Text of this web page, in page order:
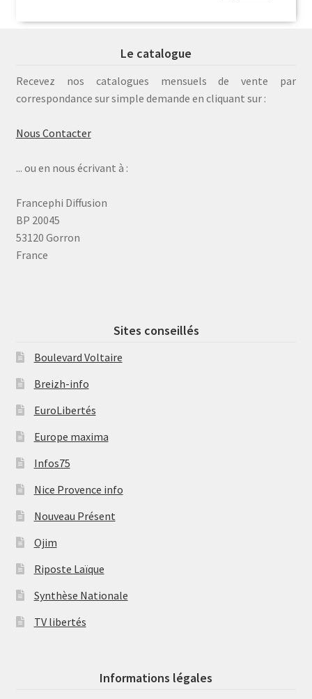
Le catalogue
Recevez nos catalogues mensuels de vente par
correspondance sur simple demande en cliquant sur :
Nous Contacter
... ou en nous écrivant à :
Francephi Diffusion
BP 20045
53120 Gorron
France
Sites conseillés
Boulevard Voltaire
Breizh-info
EuroLibertés
Europe maxima
Infos75
Nice Provence info
Nouveau Présent
Ojim
Riposte Laïque
Synthèse Nationale
TV libertés
Informations légales